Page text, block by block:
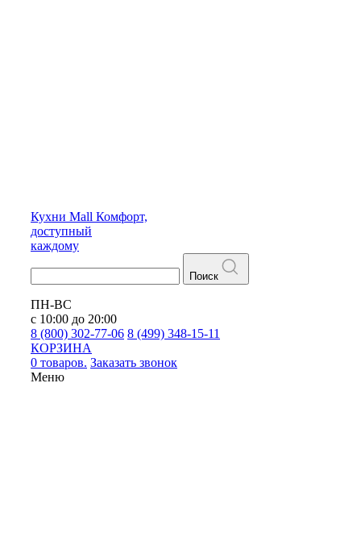
Кухни Mall Комфорт,
доступный
каждому
Поиск
ПН-ВС
с 10:00 до 20:00
8 (800) 302-77-06 8 (499) 348-15-11
КОРЗИНА
0 товаров. Заказать звонок
Меню